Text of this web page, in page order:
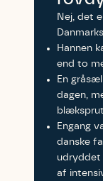
Nej, det
Hannen
end to
En
dagen,
Engang
danske
udryddet
af
Danmarks
med nyt om sagen samt fremtidige
Danmarks
med nyt om sagen samt fremtidige
Danmarks
med nyt om sagen samt fremtidige